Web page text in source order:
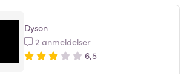
Dyson
2 anmeldelser
6,5